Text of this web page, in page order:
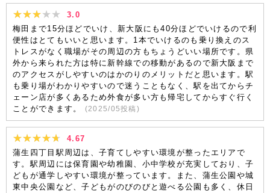
3.0
梅田まで15分ほどでいけ、新大阪にも40分ほどでいけるので利
便性はとてもいいと思います。1本でいけるのも乗り換えのス
トレスがなく職場がその周辺の方もちょうどいい場所です。県
外から来られた方は特に新幹線での移動があるので新大阪まで
のアクセスがしやすいのはかのりのメリットだと思います。駅
も乗り場がわかりやすいので迷うこともなく、駅を出てからチ
ェーン店が多くあるため外食が多い方も帰宅してからすぐ行く
ことができます。
(2025/05投稿)
4.67
蒲生四丁目駅周辺は、子育てしやすい環境が整ったエリアで
す。駅周辺には保育園や幼稚園、小中学校が充実しており、子
どもが通学しやすい環境が整っています。また、蒲生公園や城
東中央公園など、子どもがのびのびと遊べる公園も多く、休日